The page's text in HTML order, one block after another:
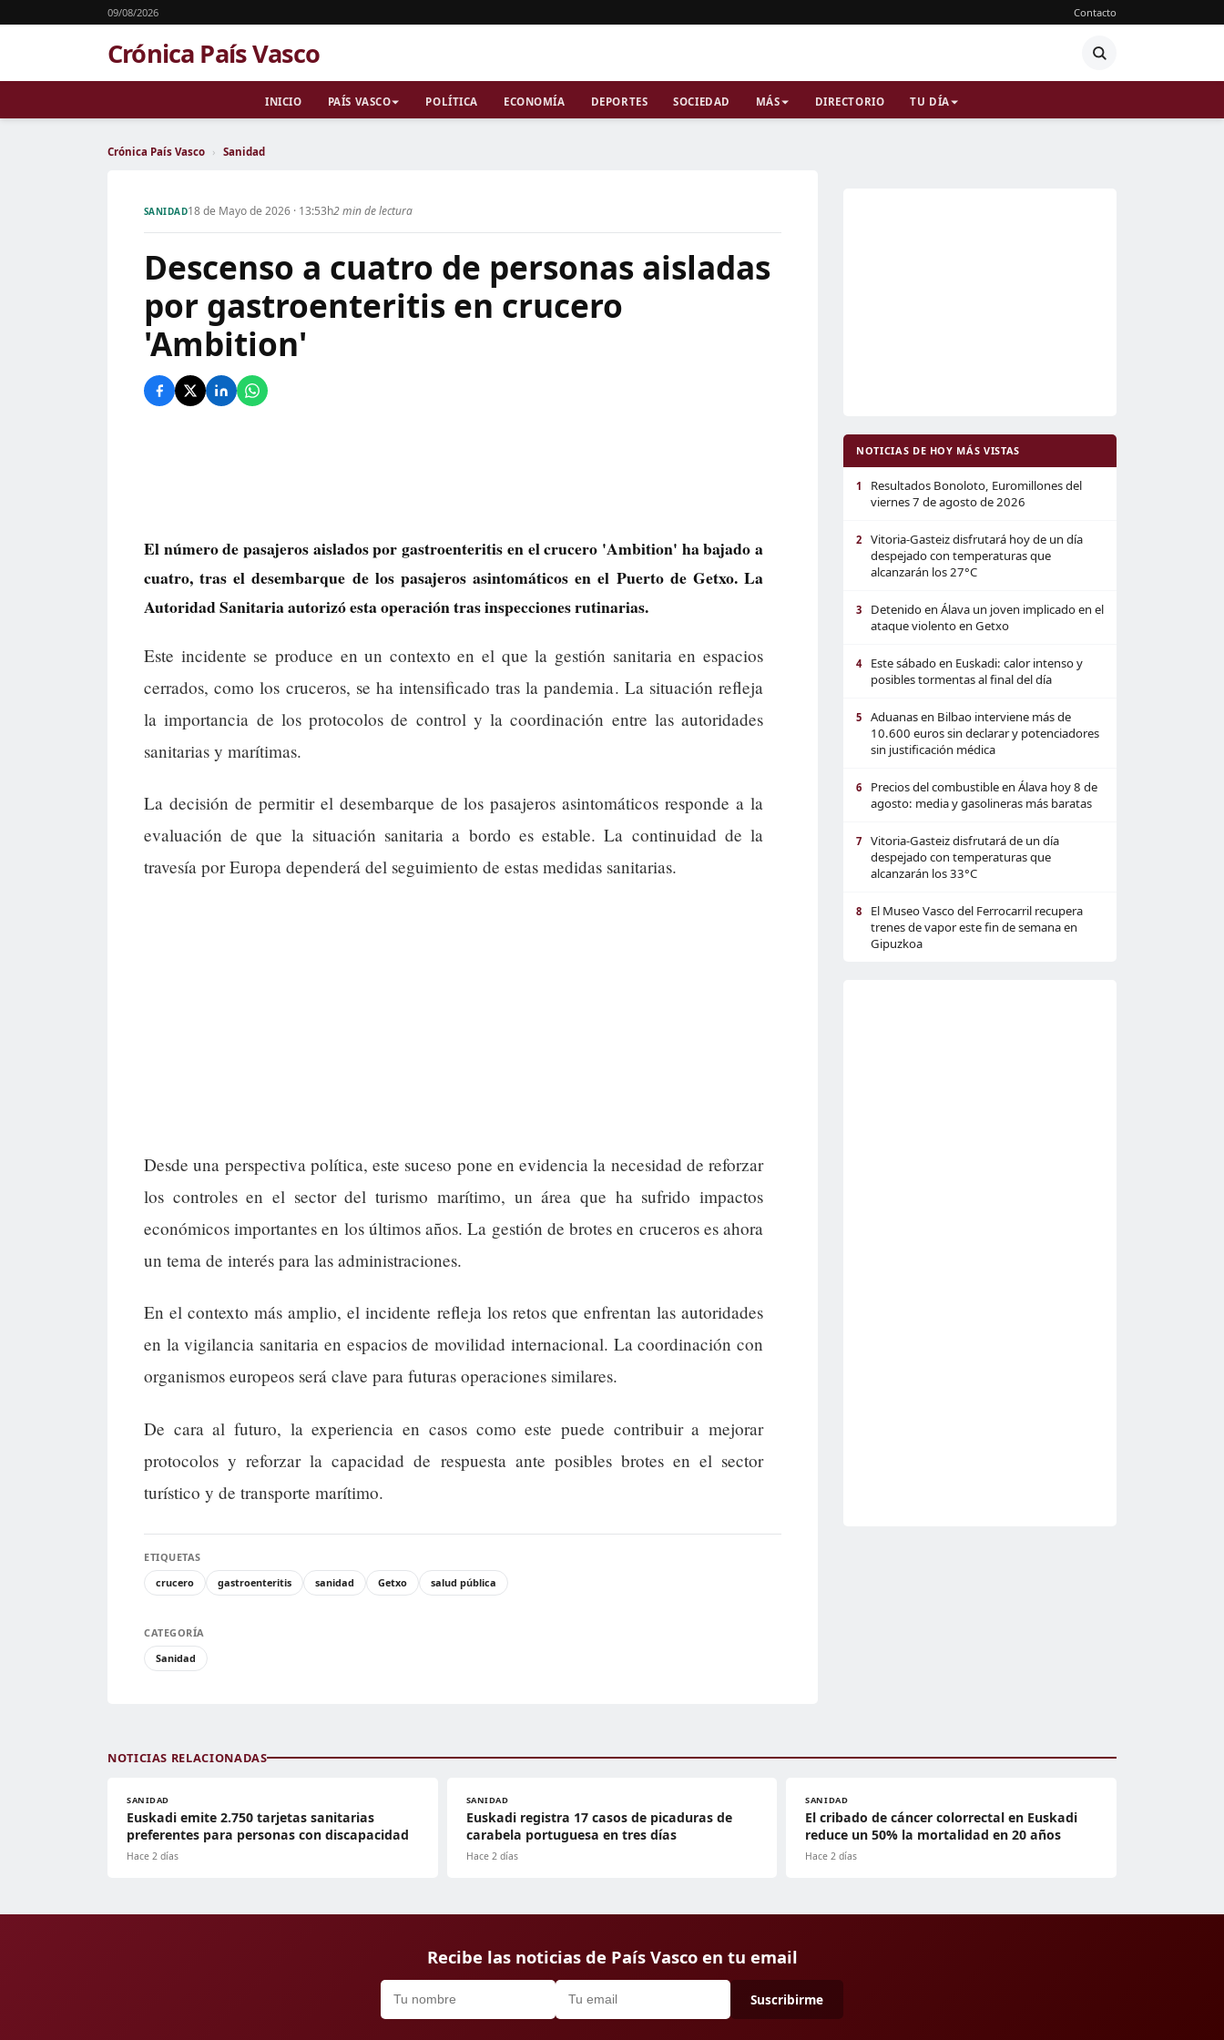
09/08/2026 Contacto
Crónica País Vasco
INICIO PAÍS VASCO POLÍTICA ECONOMÍA DEPORTES SOCIEDAD MÁS DIRECTORIO TU DÍA
Crónica País Vasco › Sanidad
SANIDAD18 de Mayo de 2026 · 13:53h2 min de lectura
Descenso a cuatro de personas aisladas
por gastroenteritis en crucero
'Ambition'
El número de pasajeros aislados por gastroenteritis en el crucero 'Ambition' ha bajado a
cuatro, tras el desembarque de los pasajeros asintomáticos en el Puerto de Getxo. La
Autoridad Sanitaria autorizó esta operación tras inspecciones rutinarias.
Este incidente se produce en un contexto en el que la gestión sanitaria en espacios
cerrados, como los cruceros, se ha intensificado tras la pandemia. La situación refleja
la importancia de los protocolos de control y la coordinación entre las autoridades
sanitarias y marítimas.
La decisión de permitir el desembarque de los pasajeros asintomáticos responde a la
evaluación de que la situación sanitaria a bordo es estable. La continuidad de la
travesía por Europa dependerá del seguimiento de estas medidas sanitarias.
Desde una perspectiva política, este suceso pone en evidencia la necesidad de reforzar
los controles en el sector del turismo marítimo, un área que ha sufrido impactos
económicos importantes en los últimos años. La gestión de brotes en cruceros es ahora
un tema de interés para las administraciones.
En el contexto más amplio, el incidente refleja los retos que enfrentan las autoridades
en la vigilancia sanitaria en espacios de movilidad internacional. La coordinación con
organismos europeos será clave para futuras operaciones similares.
De cara al futuro, la experiencia en casos como este puede contribuir a mejorar
protocolos y reforzar la capacidad de respuesta ante posibles brotes en el sector
turístico y de transporte marítimo.
ETIQUETAS
crucero
gastroenteritis sanidad Getxo salud pública
CATEGORÍA
Sanidad
NOTICIAS DE HOY MÁS VISTAS
1
Resultados Bonoloto, Euromillones del
viernes 7 de agosto de 2026
2
Vitoria-Gasteiz disfrutará hoy de un día
despejado con temperaturas que
alcanzarán los 27°C
3
Detenido en Álava un joven implicado en el
ataque violento en Getxo
4
Este sábado en Euskadi: calor intenso y
posibles tormentas al final del día
5
Aduanas en Bilbao interviene más de
10.600 euros sin declarar y potenciadores
sin justificación médica
6
Precios del combustible en Álava hoy 8 de
agosto: media y gasolineras más baratas
7
Vitoria-Gasteiz disfrutará de un día
despejado con temperaturas que
alcanzarán los 33°C
8
El Museo Vasco del Ferrocarril recupera
trenes de vapor este fin de semana en
Gipuzkoa
NOTICIAS RELACIONADAS
SANIDAD
Euskadi emite 2.750 tarjetas sanitarias
preferentes para personas con discapacidad
Hace 2 días
SANIDAD
Euskadi registra 17 casos de picaduras de
carabela portuguesa en tres días
Hace 2 días
SANIDAD
El cribado de cáncer colorrectal en Euskadi
reduce un 50% la mortalidad en 20 años
Hace 2 días
Recibe las noticias de País Vasco en tu email
Suscribirme